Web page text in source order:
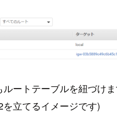
ルートテーブルを紐づけ
立てるイメージです)